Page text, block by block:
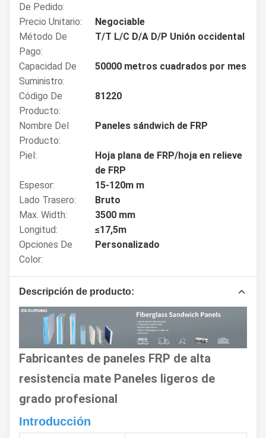
De Pedido:
Precio Unitario:
Negociable
Método De
Pago:
T/T L/C D/A D/P Unión occidental
Capacidad De
Suministro:
50000 metros cuadrados por mes
Código De
Producto:
81220
Nombre Del
Producto:
Paneles sándwich de FRP
Piel:
Hoja plana de FRP/hoja en relieve
de FRP
Espesor:
15-120m m
Lado Trasero:
Bruto
Max. Width:
3500 mm
Longitud:
≤17,5m
Opciones De
Color:
Personalizado
Descripción de producto:
Fabricantes de paneles FRP de alta
resistencia mate Paneles ligeros de
grado profesional
Introducción